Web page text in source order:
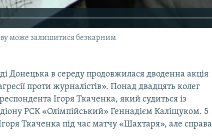
може залишитися безкарним
Донецька в середу продовжилася дводенна акція
проти журналістів». Понад двадцять колег
Ігоря Ткаченка, який судиться із
РСК «Олімпійський» Геннадієм Каліщуком. 5
Ткаченка під час матчу «Шахтаря», але справа